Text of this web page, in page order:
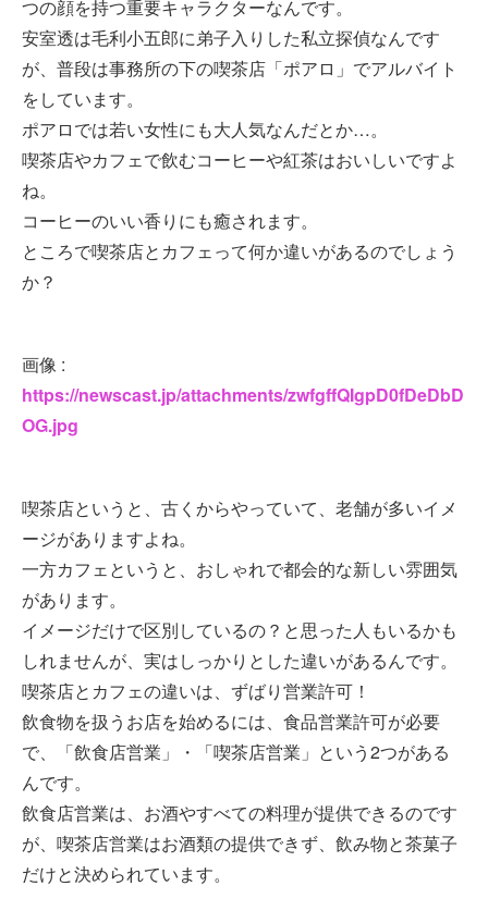
つの顔を持つ重要キャラクターなんです。
安室透は毛利小五郎に弟子入りした私立探偵なんです
が、普段は事務所の下の喫茶店「ポアロ」でアルバイト
をしています。
ポアロでは若い女性にも大人気なんだとか…。
喫茶店やカフェで飲むコーヒーや紅茶はおいしいですよ
ね。
コーヒーのいい香りにも癒されます。
ところで喫茶店とカフェって何か違いがあるのでしょう
か？
画像 :
https://newscast.jp/attachments/zwfgffQIgpD0fDeDbD
OG.jpg
喫茶店というと、古くからやっていて、老舗が多いイメ
ージがありますよね。
一方カフェというと、おしゃれで都会的な新しい雰囲気
があります。
イメージだけで区別しているの？と思った人もいるかも
しれませんが、実はしっかりとした違いがあるんです。
喫茶店とカフェの違いは、ずばり営業許可！
飲食物を扱うお店を始めるには、食品営業許可が必要
で、「飲食店営業」・「喫茶店営業」という2つがある
んです。
飲食店営業は、お酒やすべての料理が提供できるのです
が、喫茶店営業はお酒類の提供できず、飲み物と茶菓子
だけと決められています。